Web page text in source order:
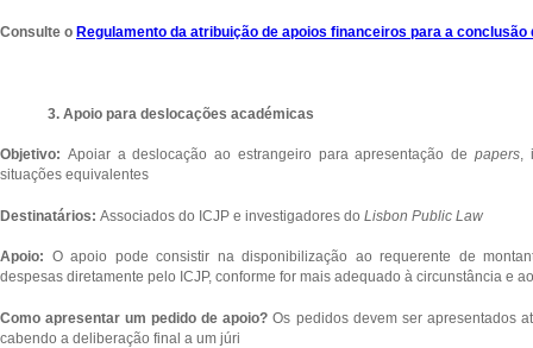
Consulte o Regulamento da atribuição de apoios financeiros para a conclusão
3. Apoio para deslocações académicas
Objetivo: Apoiar a deslocação ao estrangeiro para apresentação de papers,
situações equivalentes
Destinatários: Associados do ICJP e investigadores do Lisbon Public Law
Apoio: O apoio pode consistir na disponibilização ao requerente de
despesas diretamente pelo ICJP, conforme for mais adequado à circunstância e
Como apresentar um pedido de apoio?Os pedidos devem ser apresentados
cabendo a deliberação final a um júri